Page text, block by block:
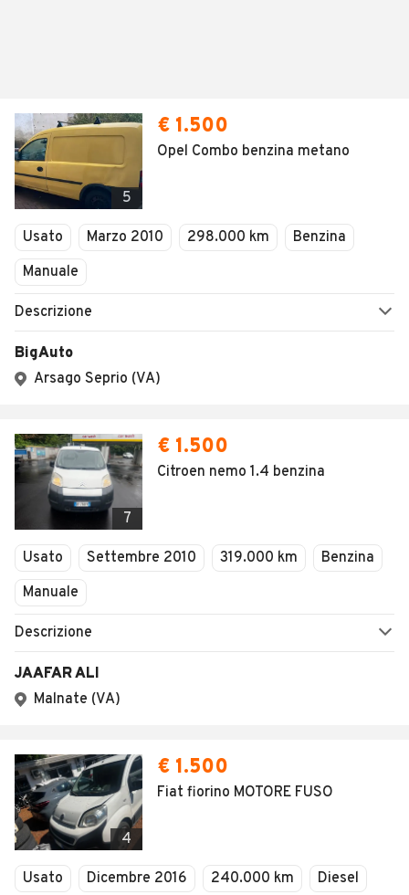
5
€ 1.500
Opel Combo benzina metano
Usato Marzo 2010 298.000 km
Benzina
Manuale
Descrizione
BigAuto
Arsago Seprio (VA)
7
€ 1.500
Citroen nemo 1.4 benzina
Usato Settembre 2010 319.000 km
Benzina
Manuale
Descrizione
JAAFAR ALI
Malnate (VA)
4
€ 1.500
Fiat fiorino MOTORE FUSO
Usato Dicembre 2016 240.000 km Diesel